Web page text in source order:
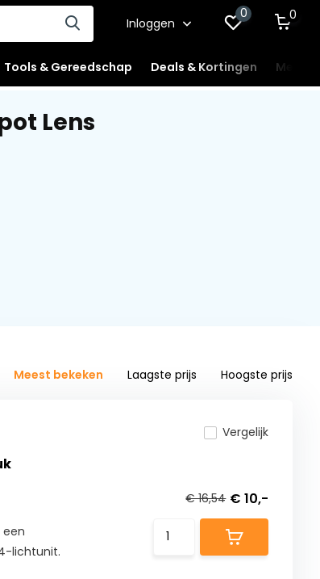
Inloggen
0 0
Tools & Gereedschap Deals & Kortingen
Lens
Meest bekeken Laagste prijs Hoogste prijs
een
lichtunit.
Vergelijk
€ 16,54 € 10,-